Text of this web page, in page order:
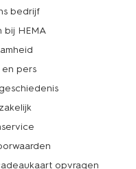
bedrijf
bij HEMA
en pers
opvragen